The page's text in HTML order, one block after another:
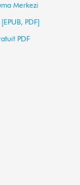
Merkezi
PDF]
PDF